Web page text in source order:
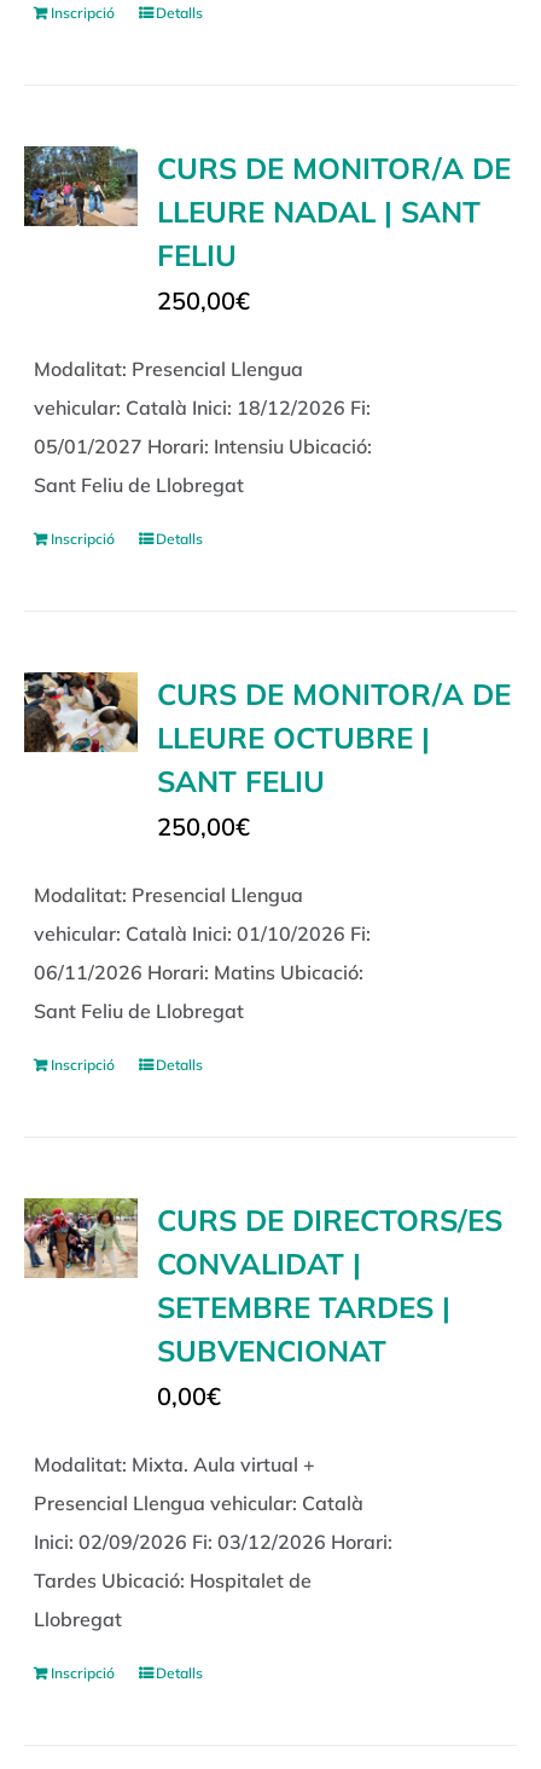
Inscripció Detalls
CURS DE MONITOR/A DE
LLEURE NADAL | SANT
FELIU
250,00€
Modalitat: Presencial Llengua
vehicular: Català Inici: 18/12/2026 Fi:
05/01/2027 Horari: Intensiu Ubicació:
Sant Feliu de Llobregat
Inscripció Detalls
CURS DE MONITOR/A DE
LLEURE OCTUBRE |
SANT FELIU
250,00€
Modalitat: Presencial Llengua
vehicular: Català Inici: 01/10/2026 Fi:
06/11/2026 Horari: Matins Ubicació:
Sant Feliu de Llobregat
Inscripció Detalls
CURS DE DIRECTORS/ES
CONVALIDAT |
SETEMBRE TARDES |
SUBVENCIONAT
0,00€
Modalitat: Mixta. Aula virtual +
Presencial Llengua vehicular: Català
Inici: 02/09/2026 Fi: 03/12/2026 Horari:
Tardes Ubicació: Hospitalet de
Llobregat
Inscripció Detalls